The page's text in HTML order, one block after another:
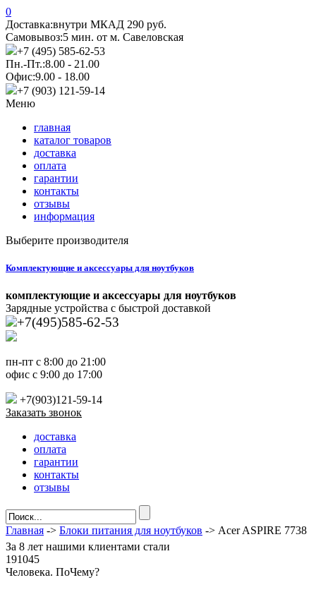
0
Доставка:внутри МКАД 290 руб.
Самовывоз:5 мин. от м. Савеловская
+7 (495) 585-62-53
Пн.-Пт.:8.00 - 21.00
Офис:9.00 - 18.00
+7 (903) 121-59-14
Меню
главная
каталог товаров
доставка
оплата
гарантии
контакты
отзывы
информация
Выберите производителя
Комплектующие и аксессуары для ноутбуков
комплектующие и аксессуары для ноутбуков
Зарядные устройства с быстрой доставкой
+7(495)585-62-53
пн-пт с 8:00 до 21:00
офис с 9:00 до 17:00
+7(903)121-59-14
Заказать звонок
доставка
оплата
гарантии
контакты
отзывы
Главная -> Блоки питания для ноутбуков -> Acer ASPIRE 7738
За 8 лет нашими клиентами стали
191045
Человека. ПоЧему?